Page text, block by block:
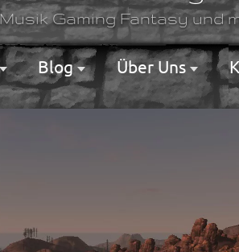
Gaming Fantasy und
Blog Über Uns